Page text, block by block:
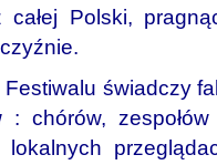
Polski,
świadczy
: chórów,
lokalnych